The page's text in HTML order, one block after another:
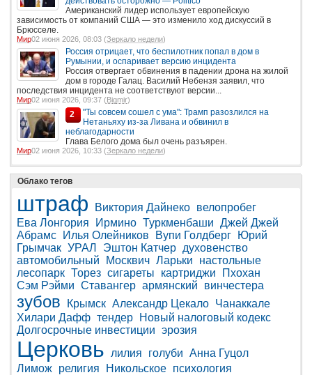
Американский лидер использует европейскую
зависимость от компаний США — это изменило ход дискуссий в
Брюсселе.
Мир02 июня 2026, 08:03 (Зеркало недели)
Россия отрицает, что беспилотник попал в дом в
Румынии, и оспаривает версию инцидента
Россия отвергает обвинения в падении дрона на жилой
дом в городе Галац. Василий Небензя заявил, что
последствия инцидента не соответствуют версии...
Мир02 июня 2026, 09:37 (Bigmir)
2
"Ты совсем сошел с ума": Трамп разозлился на
Нетаньяху из-за Ливана и обвинил в
неблагодарности
Глава Белого дома был очень разъярен.
Мир02 июня 2026, 10:33 (Зеркало недели)
Облако тегов
штраф Виктория Дайнеко велопробег
Ева Лонгория
Ирмино Туркменбаши Джей Джей
Абрамс
Илья Олейников Вупи Голдберг
Юрий
Грымчак УРАЛ Эштон Катчер духовенство
автомобильный
Москвич Ларьки
настольные
лесопарк Торез сигареты картриджи
Пхохан
Сэм Рэйми Ставангер армянский винчестера
зубов Крымск Александр Цекало Чанаккале
Хилари Дафф тендер
Новый налоговый кодекс
Долгосрочные инвестиции эрозия
Церковь лилия голуби Анна Гуцол
Лимож религия Никольское психология